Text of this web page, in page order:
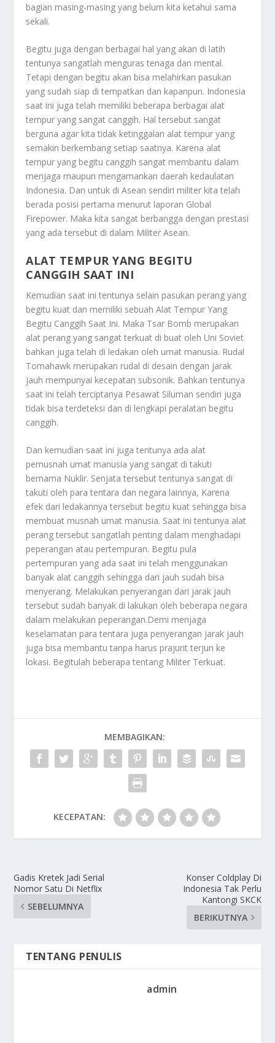
bagian masing-masing yang belum kita ketahui sama
sekali.
Begitu juga dengan berbagai hal yang akan di latih
tentunya sangatlah menguras tenaga dan mental.
Tetapi dengan begitu akan bisa melahirkan pasukan
yang sudah siap di tempatkan dan kapanpun. Indonesia
saat ini juga telah memiliki beberapa berbagai alat
tempur yang sangat canggih. Hal tersebut sangat
berguna agar kita tidak ketinggalan alat tempur yang
semakin berkembang setiap saatnya. Karena alat
tempur yang begitu canggih sangat membantu dalam
menjaga maupun mengamankan daerah kedaulatan
Indonesia. Dan untuk di Asean sendiri militer kita telah
berada posisi pertama menurut laporan Global
Firepower. Maka kita sangat berbangga dengan prestasi
yang ada tersebut di dalam Militer Asean.
ALAT TEMPUR YANG BEGITU
CANGGIH SAAT INI
Kemudian saat ini tentunya selain pasukan perang yang
begitu kuat dan memiliki sebuahAlat Tempur Yang
Begitu Canggih Saat Ini. Maka Tsar Bomb merupakan
alat perang yang sangat terkuat di buat oleh Uni Soviet
bahkan juga telah di ledakan oleh umat manusia. Rudal
Tomahawk merupakan rudal di desain dengan jarak
jauh mempunyai kecepatan subsonik. Bahkan tentunya
saat ini telah terciptanya Pesawat Siluman sendiri juga
tidak bisa terdeteksi dan di lengkapi peralatan begitu
canggih.
Dan kemudian saat ini juga tentunya ada alat
pemusnah umat manusia yang sangat di takuti
bernama Nuklir. Senjata tersebut tentunya sangat di
takuti oleh para tentara dan negara lainnya, Karena
efek dari ledakannya tersebut begitu kuat sehingga bisa
membuat musnah umat manusia. Saat ini tentunya alat
perang tersebut sangatlah penting dalam menghadapi
peperangan atau pertempuran. Begitu pula
pertempuran yang ada saat ini telah menggunakan
banyak alat canggih sehingga dari jauh sudah bisa
menyerang. Melakukan penyerangan dari jarak jauh
tersebut sudah banyak di lakukan oleh beberapa negara
dalam melakukan peperangan.Demi menjaga
keselamatan para tentara juga penyerangan jarak jauh
juga bisa membantu tanpa harus prajurit terjun ke
lokasi. Begitulah beberapa tentang Militer Terkuat.
MEMBAGIKAN:
KECEPATAN:
Gadis Kretek Jadi Serial
Nomor Satu Di Netflix
SEBELUMNYA
Konser Coldplay Di
Indonesia Tak Perlu
Kantongi SKCK
BERIKUTNYA
TENTANG PENULIS
admin